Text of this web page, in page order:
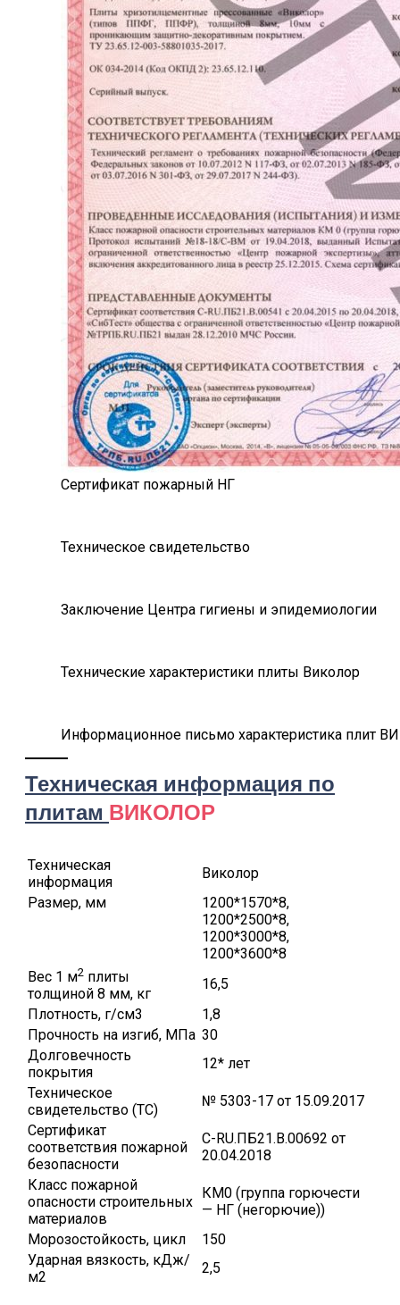
Сертификат пожарный НГ
Техническое свидетельство
Заключение Центра гигиены и эпидемиологии
Технические характеристики плиты Виколор
Информационное письмо характеристика плит
Техническая информация по
плитам ВИКОЛОР
Техническая
информация
Виколор
Размер, мм
1200*1570*8,
1200*2500*8,
1200*3000*8,
1200*3600*8
Вес 1 м2 плиты
толщиной 8 мм, кг
16,5
Плотность, г/см3
1,8
Прочность на изгиб, МПа 30
Долговечность
покрытия
12* лет
Техническое
свидетельство (ТС)
№ 5303-17 от 15.09.2017
Сертификат
соответствия пожарной
безопасности
C-RU.ПБ21.В.00692 от
20.04.2018
Класс пожарной
опасности строительных
материалов
КМ0 (группа горючести
— НГ (негорючие))
Морозостойкость, цикл
150
Ударная вязкость, кДж/
м2
2,5